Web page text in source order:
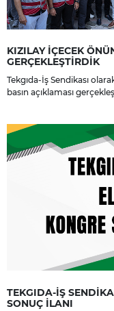
KIZILAY İÇECEK
GERÇEKLEŞTİRDİK
Tekgıda-İş Sendikası
basın açıklaması
TEKGIDA-İŞ
SONUÇ İLANI